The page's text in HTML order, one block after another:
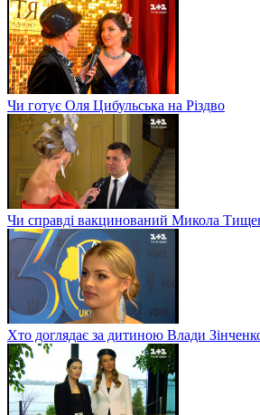
Чи готує Оля Цибульська на Різдво
Чи справді вакцинований Микола
Хто доглядає за дитиною Влади